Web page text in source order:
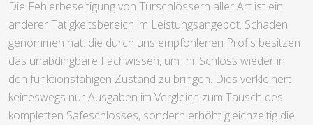
Die Fehlerbeseitigung von Türschlössern aller Art ist ein
anderer Tätigkeitsbereich im Leistungsangebot. Schaden
genommen hat: die durch uns empfohlenen Profis besitzen
das unabdingbare Fachwissen, um Ihr Schloss wieder in
den funktionsfähigen Zustand zu bringen. Dies verkleinert
keineswegs nur Ausgaben im Vergleich zum Tausch des
kompletten Safeschlosses, sondern erhöht gleichzeitig die